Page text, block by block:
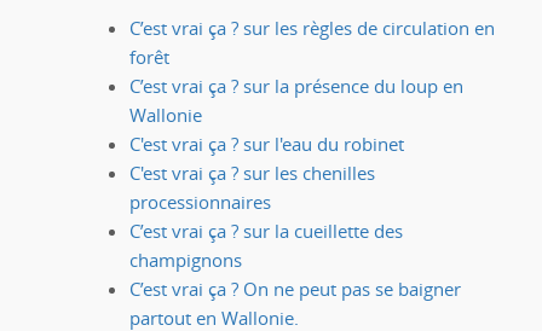
C’est vrai ça ? sur les règles de circulation en
forêt
C’est vrai ça ? sur la présence du loup en
Wallonie
C'est vrai ça ? sur l'eau du robinet
C'est vrai ça ? sur les chenilles
processionnaires
C’est vrai ça ? sur la cueillette des
champignons
C’est vrai ça ? On ne peut pas se baigner
partout en Wallonie.